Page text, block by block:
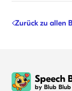
Zurück zu allen
Speech
by Blub Blub